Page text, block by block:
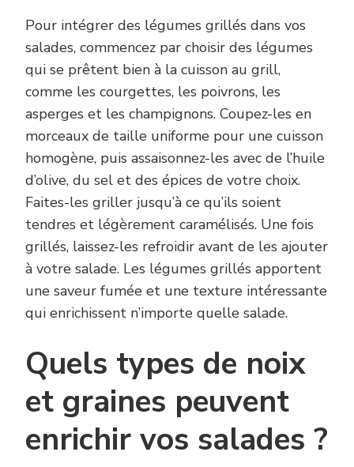
Pour intégrer des légumes grillés dans vos
salades, commencez par choisir des légumes
qui se prêtent bien à la cuisson au grill,
comme les courgettes, les poivrons, les
asperges et les champignons. Coupez-les en
morceaux de taille uniforme pour une cuisson
homogène, puis assaisonnez-les avec de l’huile
d’olive, du sel et des épices de votre choix.
Faites-les griller jusqu’à ce qu’ils soient
tendres et légèrement caramélisés. Une fois
grillés, laissez-les refroidir avant de les ajouter
à votre salade. Les légumes grillés apportent
une saveur fumée et une texture intéressante
qui enrichissent n’importe quelle salade.
Quels types de noix
et graines peuvent
enrichir vos salades ?